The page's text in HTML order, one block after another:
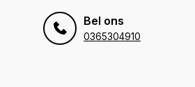
Bel ons
0365304910